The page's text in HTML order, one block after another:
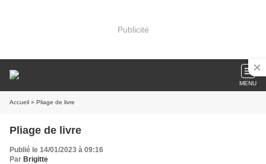
Publicité
MENU
Accueil » Pliage de livre
Pliage de livre
Publié le 14/01/2023 à 09:16
Par Brigitte